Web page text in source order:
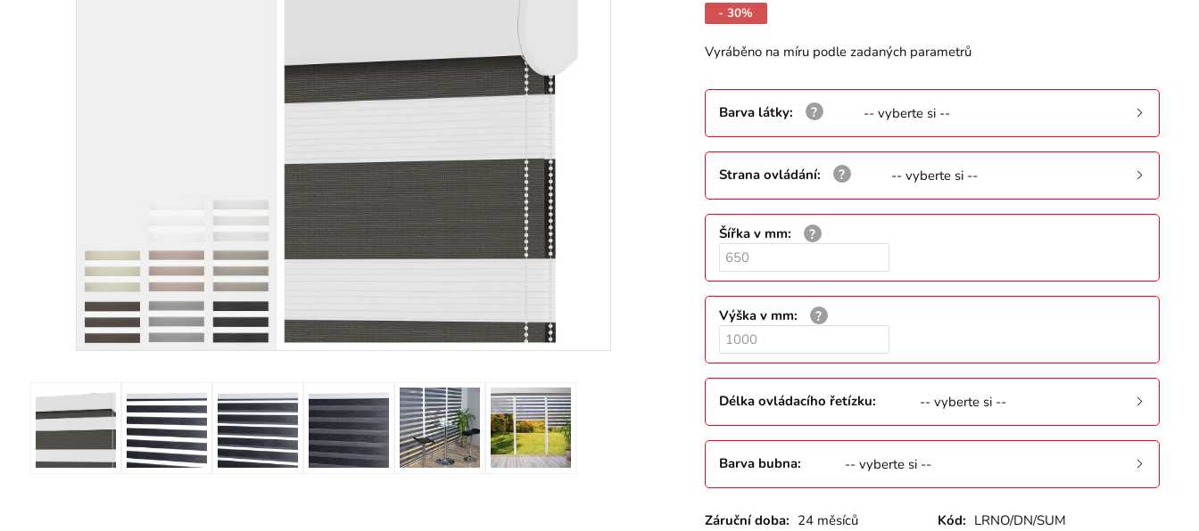
- 30%
Vyráběno na míru podle zadaných parametrů
Barva látky: -- vyberte si --
Strana ovládání: -- vyberte si --
Šířka v mm:
Výška v mm:
Délka ovládacího řetízku: -- vyberte si --
Barva bubna: -- vyberte si --
Záruční doba: 24 měsíců Kód: LRNO/DN/SUM